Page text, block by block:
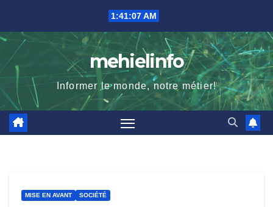
content
1:41:08 AM
mehielinfo
Informer le monde, notre métier!
MISE EN AVANT SOCIÉTÉ